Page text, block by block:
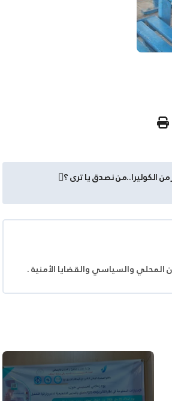
الكوليرا..من نصدق يا ترى ؟
المحلي والسياسي والقضايا الأمنية .